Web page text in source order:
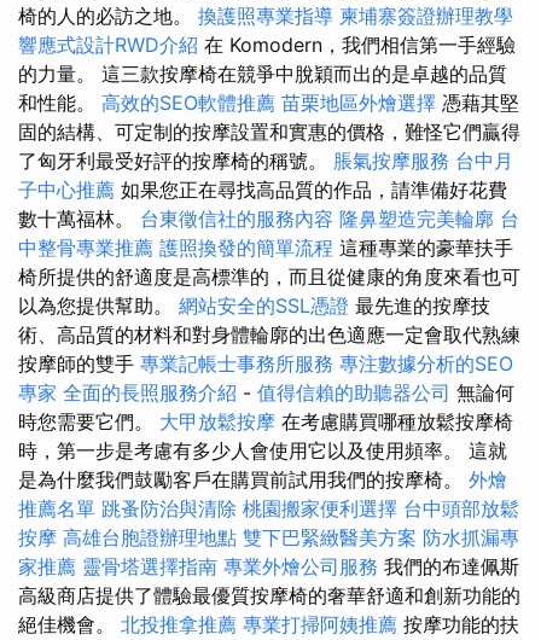
椅的人的必訪之地。 換護照專業指導 柬埔寨簽證辦理教學
響應式設計RWD介紹 在 Komodern，我們相信第一手經驗
的力量。 這三款按摩椅在競爭中脫穎而出的是卓越的品質
和性能。 高效的SEO軟體推薦 苗栗地區外燴選擇 憑藉其堅
固的結構、可定制的按摩設置和實惠的價格，難怪它們贏得
了匈牙利最受好評的按摩椅的稱號。 脹氣按摩服務 台中月
子中心推薦 如果您正在尋找高品質的作品，請準備好花費
數十萬福林。 台東徵信社的服務內容 隆鼻塑造完美輪廓 台
中整骨專業推薦 護照換發的簡單流程 這種專業的豪華扶手
椅所提供的舒適度是高標準的，而且從健康的角度來看也可
以為您提供幫助。 網站安全的SSL憑證 最先進的按摩技
術、高品質的材料和對身體輪廓的出色適應一定會取代熟練
按摩師的雙手 專業記帳士事務所服務 專注數據分析的SEO
專家 全面的長照服務介紹 - 值得信賴的助聽器公司 無論何
時您需要它們。 大甲放鬆按摩 在考慮購買哪種放鬆按摩椅
時，第一步是考慮有多少人會使用它以及使用頻率。 這就
是為什麼我們鼓勵客戶在購買前試用我們的按摩椅。 外燴
推薦名單 跳蚤防治與清除 桃園搬家便利選擇 台中頭部放鬆
按摩 高雄台胞證辦理地點 雙下巴緊緻醫美方案 防水抓漏專
家推薦 靈骨塔選擇指南 專業外燴公司服務 我們的布達佩斯
高級商店提供了體驗最優質按摩椅的奢華舒適和創新功能的
絕佳機會。 北投推拿推薦 專業打掃阿姨推薦 按摩功能的扶